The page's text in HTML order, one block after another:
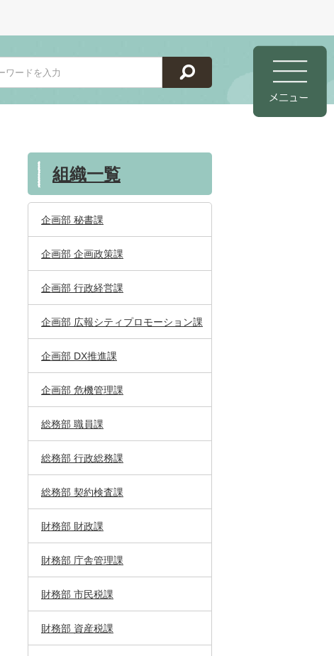
組織一覧
企画部 秘書課
企画部 企画政策課
企画部 行政経営課
企画部 広報シティプロモーション課
企画部 DX推進課
企画部 危機管理課
総務部 職員課
総務部 行政総務課
総務部 契約検査課
財務部 財政課
財務部 庁舎管理課
財務部 市民税課
財務部 資産税課